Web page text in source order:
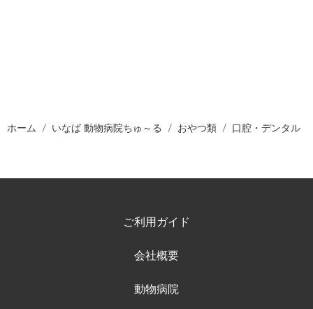
ホーム いなば 動物病院ちゅ～る おやつ類 口腔・デンタル
ご利用ガイド
会社概要
動物病院